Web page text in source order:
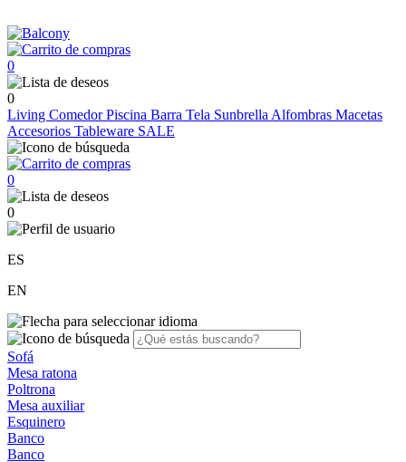
0
0
Living ComedorPiscina Barra Tela Sunbrella Alfombras Macetas
Accesorios Tableware SALE
0
0
ES
EN
Sofá
Mesa ratona
Poltrona
Mesa auxiliar
Esquinero
Banco
Banco